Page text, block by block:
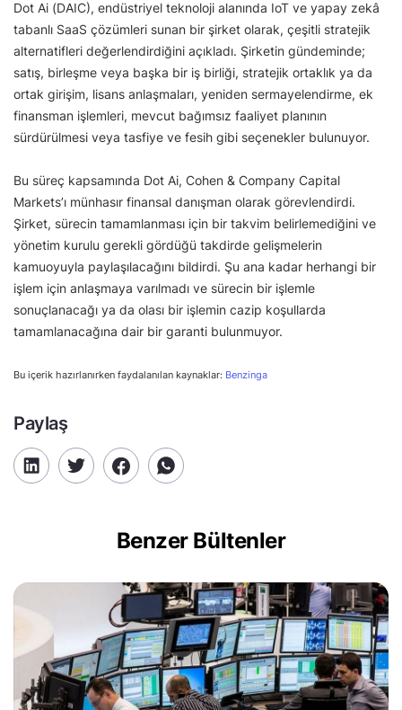
Dot Ai (DAIC), endüstriyel teknoloji alanında IoT ve yapay zekâ
tabanlı SaaS çözümleri sunan bir şirket olarak, çeşitli stratejik
alternatifleri değerlendirdiğini açıkladı. Şirketin gündeminde;
satış, birleşme veya başka bir iş birliği, stratejik ortaklık ya da
ortak girişim, lisans anlaşmaları, yeniden sermayelendirme, ek
finansman işlemleri, mevcut bağımsız faaliyet planının
sürdürülmesi veya tasfiye ve fesih gibi seçenekler bulunuyor.
Bu süreç kapsamında Dot Ai, Cohen & Company Capital
Markets’ı münhasır finansal danışman olarak görevlendirdi.
Şirket, sürecin tamamlanması için bir takvim belirlemediğini ve
yönetim kurulu gerekli gördüğü takdirde gelişmelerin
kamuoyuyla paylaşılacağını bildirdi. Şu ana kadar herhangi bir
işlem için anlaşmaya varılmadı ve sürecin bir işlemle
sonuçlanacağı ya da olası bir işlemin cazip koşullarda
tamamlanacağına dair bir garanti bulunmuyor.
Bu içerik hazırlanırken faydalanılan kaynaklar: Benzinga
Paylaş
Benzer Bültenler